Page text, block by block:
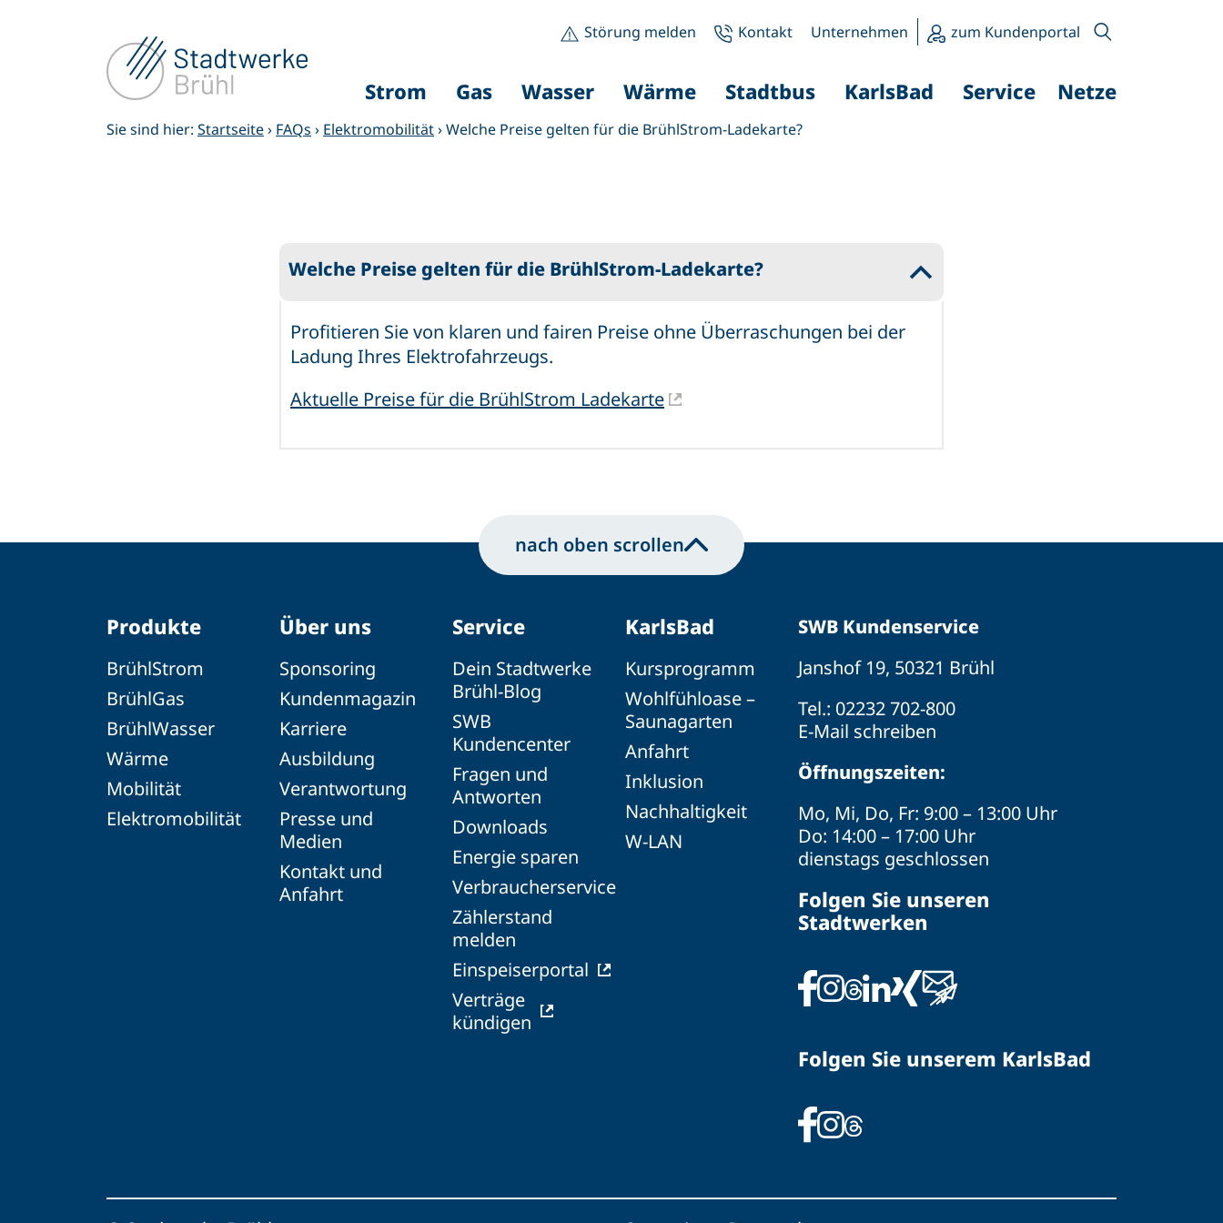
Störung melden Kontakt Unternehmen zum Kundenportal
Strom Gas Wasser Wärme Stadtbus KarlsBad Service Netze
Sie sind hier: Startseite› FAQs › Elektromobilität›Welche Preise gelten für die BrühlStrom-Ladekarte?
B
Welche Preise gelten für die BrühlStrom-Ladekarte?
Profitieren Sie von klaren und fairen Preise ohne Überraschungen bei der
Ladung Ihres Elektrofahrzeugs.
Aktuelle Preise für die BrühlStrom Ladekarte
nach oben scrollen
Produkte
BrühlStrom
BrühlGas
BrühlWasser
Wärme
Mobilität
Elektromobilität
Über uns
Sponsoring
Kundenmagazin
Karriere
Ausbildung
Verantwortung
Presse und
Medien
Kontakt und
Anfahrt
Service
Dein Stadtwerke
Brühl-Blog
SWB
Kundencenter
Fragen und
Antworten
Downloads
Energie sparen
Verbraucherservice
Zählerstand
melden
Einspeiserportal
Verträge
kündigen
KarlsBad
Kursprogramm
Wohlfühloase –
Saunagarten
Anfahrt
Inklusion
Nachhaltigkeit
W-LAN
SWB Kundenservice
Janshof 19, 50321 Brühl
Tel.: 02232 702-800
E-Mail schreiben
Öffnungszeiten:
Mo, Mi, Do, Fr: 9:00 – 13:00 Uhr
Do: 14:00 – 17:00 Uhr
dienstags geschlossen
Folgen Sie unseren
Stadtwerken
Folgen Sie unserem KarlsBad